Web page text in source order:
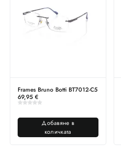
Frames Bruno Botti BT7012-C5
69,95 €
Добавяне в
количката